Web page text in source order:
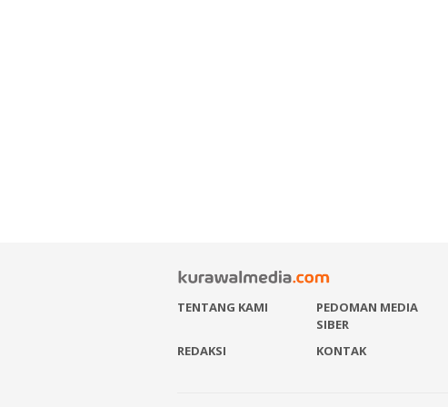
TENTANG KAMI
PEDOMAN MEDIA
SIBER
REDAKSI KONTAK